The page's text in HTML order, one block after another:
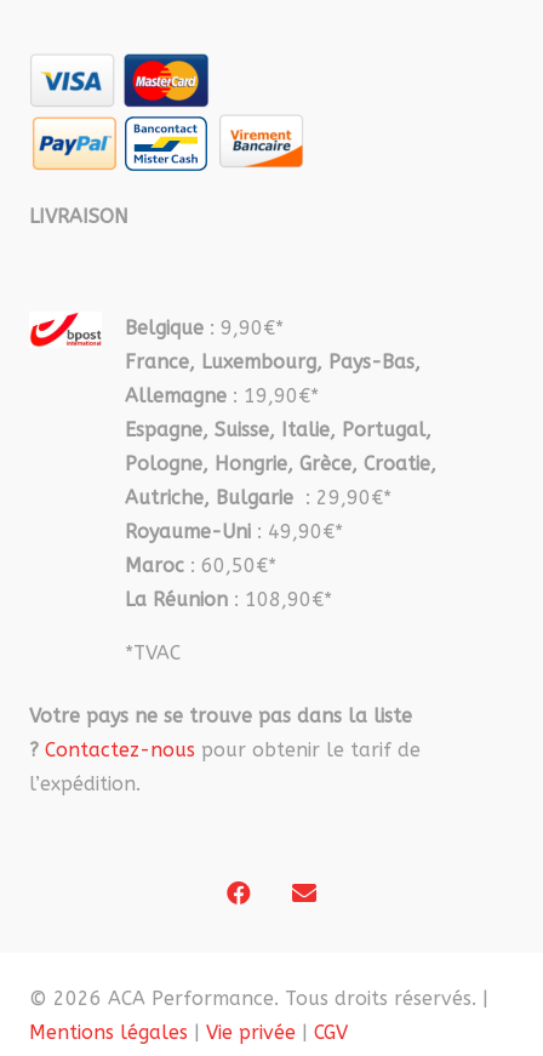
LIVRAISON
Belgique : 9,90€*
France, Luxembourg, Pays-Bas,
Allemagne : 19,90€*
Espagne, Suisse, Italie, Portugal,
Pologne, Hongrie, Grèce, Croatie,
Autriche, Bulgarie : 29,90€*
Royaume-Uni : 49,90€*
Maroc : 60,50€*
La Réunion : 108,90€*
*TVAC
Votre pays ne se trouve pas dans la liste
? Contactez-nous pour obtenir le tarif de
l’expédition.
© 2026 ACA Performance. Tous droits réservés. |
Mentions légales | Vie privée | CGV